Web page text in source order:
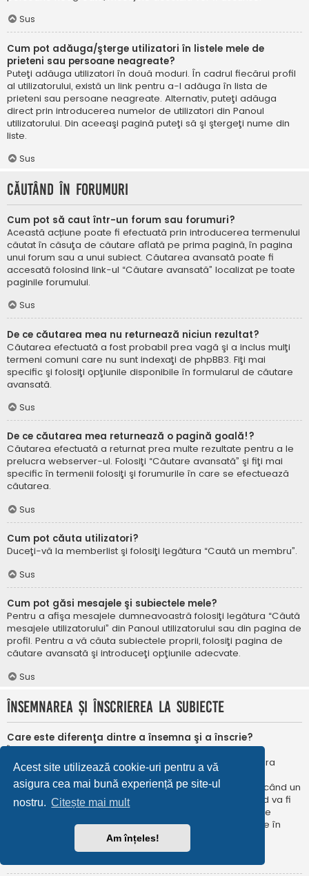
Acest site utilizează cookie-uri pentru a vă
asigura cea mai bună experiență pe site-ul
nostru. Citește mai mult
Am înțeles!
Sus
Cum pot adăuga/şterge utilizatori în listele mele de
prieteni sau persoane neagreate?
Puteţi adăuga utilizatori în două moduri. În cadrul fiecărui profil
al utilizatorului, există un link pentru a-l adăuga în lista de
prieteni sau persoane neagreate. Alternativ, puteţi adăuga
direct prin introducerea numelor de utilizatori din Panoul
utilizatorului. Din aceeaşi pagină puteţi să şi ştergeţi nume din
liste.
Sus
Căutând în forumuri
Cum pot să caut într-un forum sau forumuri?
Această acțiune poate fi efectuată prin introducerea termenului
căutat în căsuţa de căutare aflată pe prima pagină, în pagina
unui forum sau a unui subiect. Căutarea avansată poate fi
accesată folosind link-ul “Căutare avansată” localizat pe toate
paginile forumului.
Sus
De ce căutarea mea nu returnează niciun rezultat?
Căutarea efectuată a fost probabil prea vagă şi a inclus mulţi
termeni comuni care nu sunt indexaţi de phpBB3. Fiţi mai
specific şi folosiţi opţiunile disponibile în formularul de căutare
avansată.
Sus
De ce căutarea mea returnează o pagină goală!?
Căutarea efectuată a returnat prea multe rezultate pentru a le
prelucra webserver-ul. Folosiţi “Căutare avansată” şi fiţi mai
specific în termenii folosiţi şi forumurile în care se efectuează
căutarea.
Sus
Cum pot căuta utilizatori?
Duceţi-vă la memberlist şi folosiţi legătura “Caută un membru”.
Sus
Cum pot găsi mesajele şi subiectele mele?
Pentru a afişa mesajele dumneavoastră folosiţi legătura “Căută
mesajele utilizatorului” din Panoul utilizatorului sau din pagina de
profil. Pentru a vă căuta subiectele proprii, folosiţi pagina de
căutare avansată şi introduceţi opţiunile adecvate.
Sus
Însemnarea şi înscrierea la subiecte
Care este diferenţa dintre a însemna şi a înscrie?
În phpBB 3.0 însemnarea era foarte asemănătoare cu
însemnarea în browser-ul web. Nu eraţi notificat când era
publicat un răspuns. În phpBB 3.1, însemnarea este
asemănătoarea înscrierii la un subiect. Puteți fi notificat când un
subiect este actualizat. Înscriindu-vă, veţi fi notificat când va fi
publicat un răspuns în subiectul sau în forum. Opțiunile de
notificare pentru însemnare și înscriere pot fi configurate în
Panoul utilizatorului, sub “Preferințe forum”.